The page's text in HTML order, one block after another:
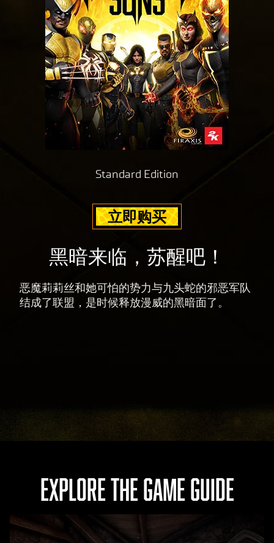
Standard Edition
立即购买
黑暗来临，苏醒吧！
恶魔莉莉丝和她可怕的势力与九头蛇的邪恶军队
结成了联盟，是时候释放漫威的黑暗面了。
EXPLORE THE GAME GUIDE